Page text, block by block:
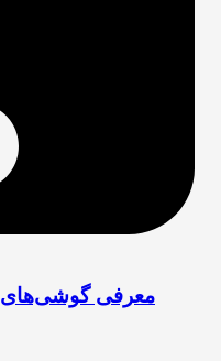
معرفی گوشی‌های ۲۵۶ گیگ با دوربین قوی